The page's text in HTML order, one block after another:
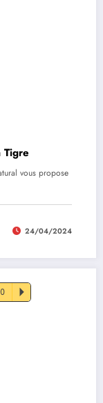
vous propose
24/04/2024
P